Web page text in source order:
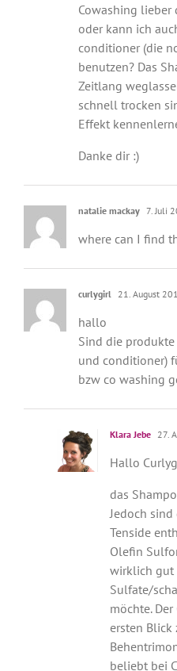
Cowashing
oder kann ich
conditioner (die
benutzen? Das
Zeitlang
schnell trocken
Effekt
Danke dir :)
natalie mackay 7. Juli
where can I find
curlygirl 21. August
hallo
Sind die
und conditioner)
bzw co washing
Klara Jebe 27.
Hallo
das
Jedoch
Tenside
Olefin
wirklich gut
Sulfate/
möchte.
ersten Blick
beliebt bei